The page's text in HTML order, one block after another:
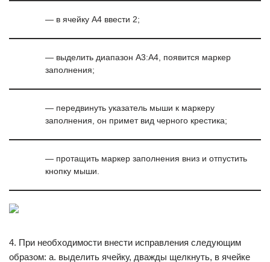
— в ячейку А4 ввести 2;
— выделить диапазон А3:А4, появится маркер
заполнения;
— передвинуть указатель мыши к маркеру
заполнения, он примет вид черного крестика;
— протащить маркер заполнения вниз и отпустить
кнопку мыши.
4. При необходимости внести исправления следующим
образом: a. выделить ячейку, дважды щелкнуть, в ячейке